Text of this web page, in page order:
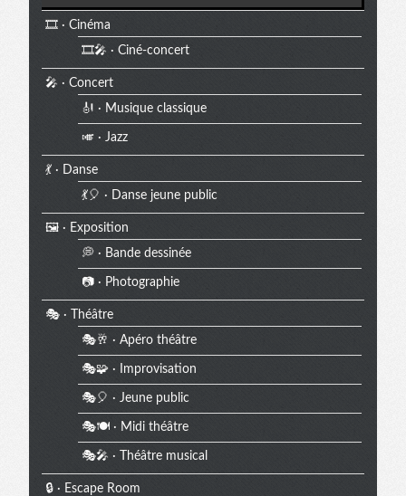
🎞️ · Cinéma
🎞️🎤 · Ciné-concert
🎤 · Concert
🎻 · Musique classique
🎺 · Jazz
💃 · Danse
💃🎈 · Danse jeune public
🖼️ · Exposition
💭 · Bande dessinée
📷 · Photographie
🎭 · Théâtre
🎭🥂 · Apéro théâtre
🎭🧩 · Improvisation
🎭🎈 · Jeune public
🎭🍽️ · Midi théâtre
🎭🎤 · Théâtre musical
🔒 · Escape Room